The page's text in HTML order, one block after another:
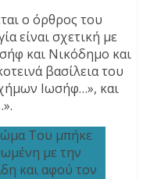
ο όρθρος του
είναι σχετική με
και Νικόδημο και
βασίλεια του
Ιωσήφ…», και
Του μπήκε
με την
και αφού τον